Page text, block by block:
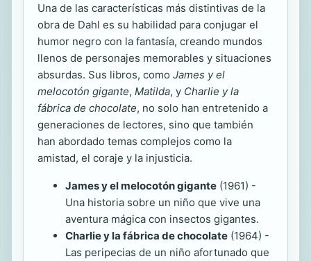
Una de las características más distintivas de la
obra de Dahl es su habilidad para conjugar el
humor negro con la fantasía, creando mundos
llenos de personajes memorables y situaciones
absurdas. Sus libros, como James y el
melocotón gigante, Matilda, y Charlie y la
fábrica de chocolate, no solo han entretenido a
generaciones de lectores, sino que también
han abordado temas complejos como la
amistad, el coraje y la injusticia.
James y el melocotón gigante (1961) -
Una historia sobre un niño que vive una
aventura mágica con insectos gigantes.
Charlie y la fábrica de chocolate (1964) -
Las peripecias de un niño afortunado que